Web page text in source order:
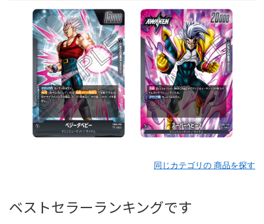
同じカテゴリの 商品を探す
ベストセラーランキングです